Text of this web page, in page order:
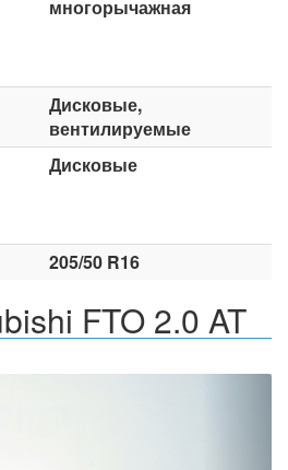
многорычажная
Дисковые,
вентилируемые
Дисковые
205/50 R16
FTO 2.0 AT